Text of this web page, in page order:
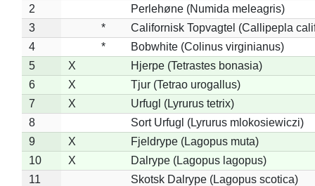
2
Perlehøne (Numida meleagris)
3
*
Californisk Topvagtel (Callipepla
4
*
Bobwhite (Colinus virginianus)
5
X
Hjerpe (Tetrastes bonasia)
6
X
Tjur (Tetrao urogallus)
7
X
Urfugl (Lyrurus tetrix)
8
Sort Urfugl (Lyrurus mlokosiewiczi)
9
X
Fjeldrype (Lagopus muta)
10
X
Dalrype (Lagopus lagopus)
11
Skotsk Dalrype (Lagopus scotica)